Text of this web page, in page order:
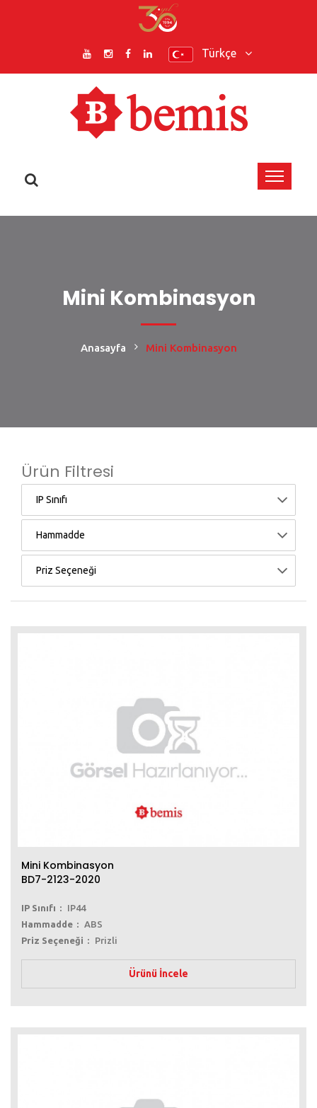
Türkçe
Mini Kombinasyon
Anasayfa Mini Kombinasyon
Ürün Filtresi
IP Sınıfı
Hammadde
Priz Seçeneği
Mini Kombinasyon
BD7-2123-2020
IP Sınıfı
IP44
Hammadde
ABS
Priz Seçeneği
Prizli
Ürünü İncele